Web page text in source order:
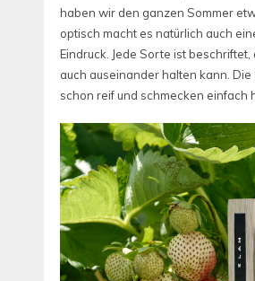
haben wir den ganzen Sommer
optisch macht es natürlich auch
Eindruck. Jede Sorte ist beschriftet,
auch auseinander halten kann. Die
schon reif und schmecken einfach